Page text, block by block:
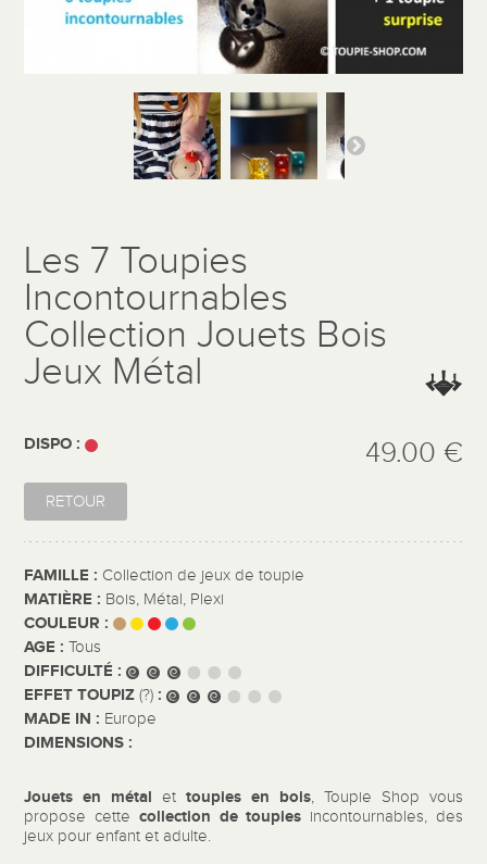
Les 7 Toupies
Incontournables
Collection Jouets Bois
Jeux Métal
DISPO : 49.00 €
RETOUR
FAMILLE : Collection de jeux de toupie
MATIÈRE : Bois, Métal, Plexi
COULEUR :
AGE :Tous
DIFFICULTÉ :
EFFET TOUPIZ(?) :
MADE IN : Europe
DIMENSIONS :
Jouets en métal ettoupies en bois, Toupie Shop vous
propose cette collection de toupies incontournables, des
jeux pour enfant et adulte.